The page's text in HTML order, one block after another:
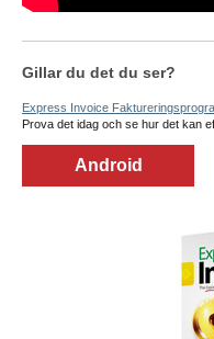
Gillar du det du ser?
Express Invoice
Prova det idag och se hur det kan
Android